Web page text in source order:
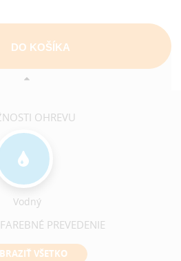
DO KOŠÍKA
OHREVU
Vodný
PREVEDENIE
VŠETKO